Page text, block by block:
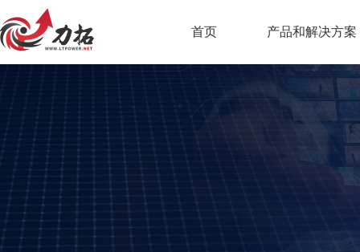
首页 产品和解决方案
AI智课平台(数字
混合式教学平台